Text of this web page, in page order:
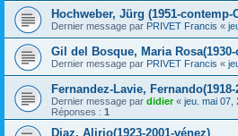
Hochweber, Jürg (1951-contemp-
Dernier message par PRIVET Francis «
Gil del Bosque, Maria
Dernier message par PRIVET Francis «
Fernandez-Lavie, Fernando(1918-
Dernier message par didier« jeu. mai 07,
Réponses : 1
Diaz, Alirio(1923-2001-vénez)